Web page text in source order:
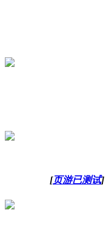
[页游已测试]